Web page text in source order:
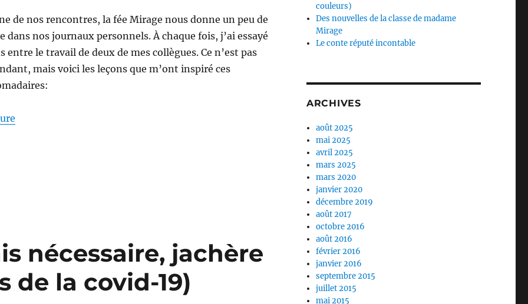
de nos rencontres, la fée Mirage nous donne un peu de
dans nos journaux personnels. À chaque fois, j’ai essayé
entre le travail de deux de mes collègues. Ce n’est pas
mais voici les leçons que m’ont inspiré ces
de « Mes apprentissages dans la classe de madame Mirage »
nécessaire, jachère
de la covid-19)
couleurs)
Des nouvelles de la classe de madame
Mirage
Le conte réputé incontable
ARCHIVES
août 2025
mai 2025
avril 2025
mars 2025
mars 2020
janvier 2020
décembre 2019
août 2017
octobre 2016
août 2016
février 2016
janvier 2016
septembre 2015
juillet 2015
mai 2015